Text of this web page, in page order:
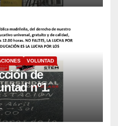
VOLUNTAD
de
nº1.